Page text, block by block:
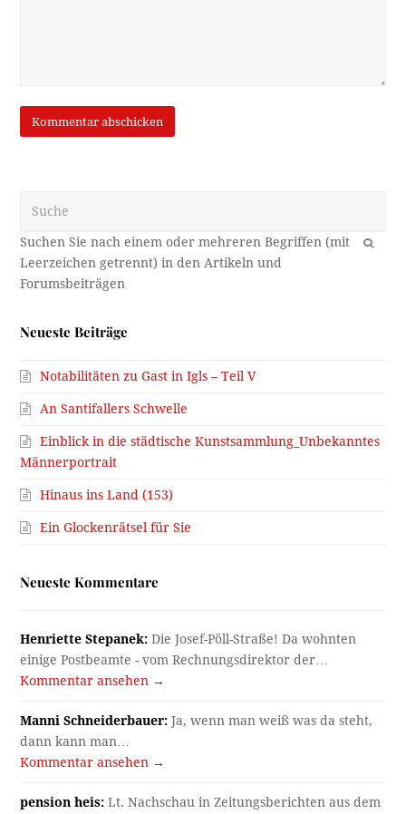
OK
Neueste Beiträge
Notabilitäten zu Gast in Igls – Teil V
An Santifallers Schwelle
Einblick in die städtische Kunstsammlung_Unbekanntes
Männerportrait
Hinaus ins Land (153)
Ein Glockenrätsel für Sie
Neueste Kommentare
Henriette Stepanek: Die Josef-Pöll-Straße! Da wohnten
einige Postbeamte - vom Rechnungsdirektor der…
Kommentar ansehen →
Manni Schneiderbauer: Ja, wenn man weiß was da steht,
dann kann man…
Kommentar ansehen →
pension heis: Lt. Nachschau in Zeitungsberichten aus dem